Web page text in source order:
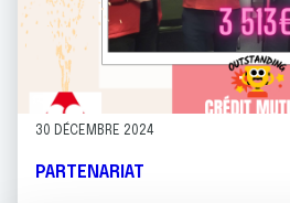
30 DÉCEMBRE 2024
PARTENARIAT